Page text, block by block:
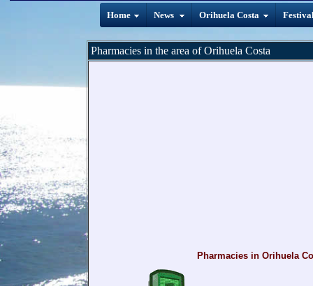
Home News Orihuela Costa
Pharmacies in the area of Orihuela Costa
Pharmacies in Orihuela